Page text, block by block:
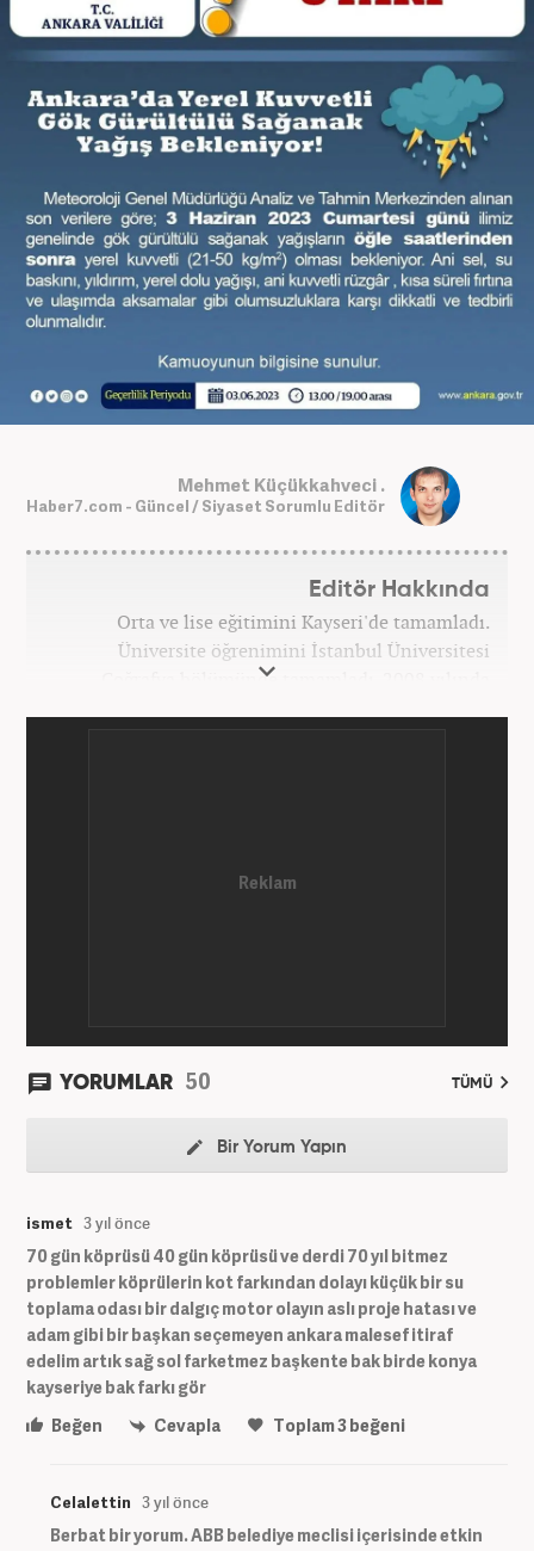
Mehmet Küçükkahveci .
Haber7.com - Güncel / Siyaset Sorumlu Editör
Editör Hakkında
Orta ve lise eğitimini Kayseri'de tamamladı.
Üniversite öğrenimini İstanbul Üniversitesi
Coğrafya bölümünde tamamladı. 2008 yılında
YORUMLAR 50 TÜMÜ
Bir Yorum Yapın
ismet 3 yıl önce
70 gün köprüsü 40 gün köprüsü ve derdi 70 yıl bitmez
problemler köprülerin kot farkından dolayı küçük bir su
toplama odası bir dalgıç motor olayın aslı proje hatası ve
adam gibi bir başkan seçemeyen ankara malesef itiraf
edelim artık sağ sol farketmez başkente bak birde konya
kayseriye bak farkı gör
Beğen
Cevapla Toplam3beğeni
Celalettin 3 yıl önce
Berbat bir yorum. ABB belediye meclisi içerisinde etkin